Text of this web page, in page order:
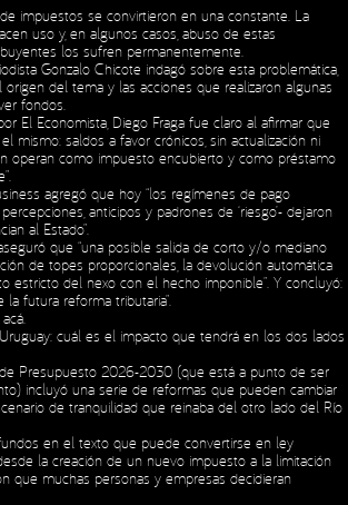
impuestos se convirtieron en una constante. La
uso y, en algunos casos, abuso de estas
los sufren permanentemente.
Gonzalo Chicote indagó sobre esta problemática,
del tema y las acciones que realizaron algunas
fondos.
El Economista, Diego Fraga fue claro al afirmar que
mismo: saldos a favor crónicos, sin actualización ni
operan como impuesto encubierto y como préstamo
agregó que hoy “los regímenes de pago
anticipos y padrones de ‘riesgo’- dejaron
al Estado”.
que “una posible salida de corto y/o mediano
de topes proporcionales, la devolución automática
estricto del nexo con el hecho imponible”. Y concluyó:
futura reforma tributaria”.
acá
cuál es el impacto que tendrá en los dos lados
Presupuesto 2026-2030 (que está a punto de ser
incluyó una serie de reformas que pueden cambiar
de tranquilidad que reinaba del otro lado del Río
en el texto que puede convertirse en ley
la creación de un nuevo impuesto a la limitación
que muchas personas y empresas decidieran